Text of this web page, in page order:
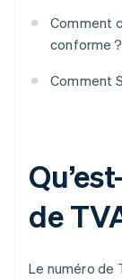
Comment
conforme ?
Comment
de
Le numéro de